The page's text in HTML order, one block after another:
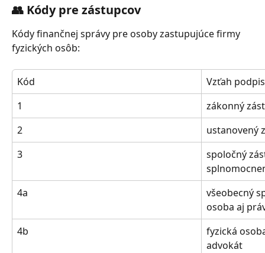
👥 Kódy pre zástupcov
Kódy finančnej správy pre osoby zastupujúce firmy
fyzických osôb:
Kód
Vzťah
1
zákonný
2
ustanovený
3
spoločný
4a
všeobecný
osoba aj
4b
fyzická
advokát